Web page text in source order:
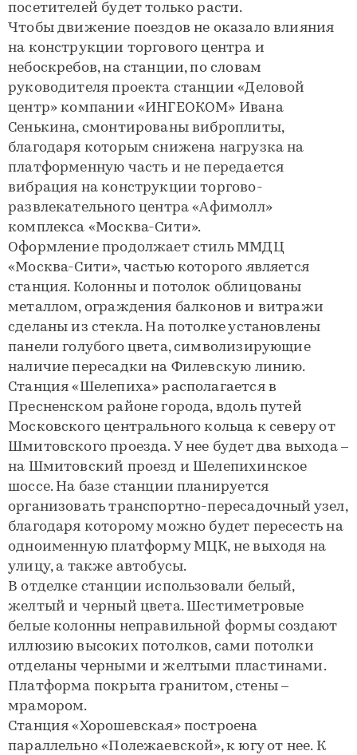
посетителей будет только расти.
Чтобы движение поездов не оказало влияния
на конструкции торгового центра и
небоскребов, на станции, по словам
руководителя проекта станции «Деловой
центр» компании «ИНГЕОКОМ» Ивана
Сенькина, смонтированы виброплиты,
благодаря которым снижена нагрузка на
платформенную часть и не передается
вибрация на конструкции торгово-
развлекательного центра «Афимолл»
комплекса «Москва-Сити».
Оформление продолжает стиль ММДЦ
«Москва-Сити», частью которого является
станция. Колонны и потолок облицованы
металлом, ограждения балконов и витражи
сделаны из стекла. На потолке установлены
панели голубого цвета, символизирующие
наличие пересадки на Филевскую линию.
Станция «Шелепиха» располагается в
Пресненском районе города, вдоль путей
Московского центрального кольца к северу от
Шмитовского проезда. У нее будет два выхода –
на Шмитовский проезд и Шелепихинское
шоссе. На базе станции планируется
организовать транспортно-пересадочный узел,
благодаря которому можно будет пересесть на
одноименную платформу МЦК, не выходя на
улицу, а также автобусы.
В отделке станции использовали белый,
желтый и черный цвета. Шестиметровые
белые колонны неправильной формы создают
иллюзию высоких потолков, сами потолки
отделаны черными и желтыми пластинами.
Платформа покрыта гранитом, стены –
мрамором.
Станция «Хорошевская» построена
параллельно «Полежаевской», к югу от нее. К